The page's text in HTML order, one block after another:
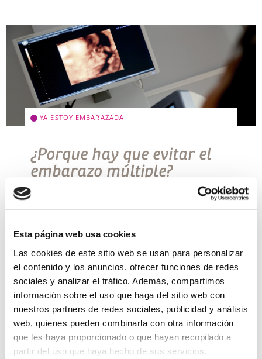
Esta página web usa cookies
Las cookies de este sitio web se usan para personalizar
el contenido y los anuncios, ofrecer funciones de redes
sociales y analizar el tráfico. Además, compartimos
información sobre el uso que haga del sitio web con
nuestros partners de redes sociales, publicidad y análisis
web, quienes pueden combinarla con otra información
que les haya proporcionado o que hayan recopilado a
partir del uso que haya hecho de sus servicios.
YA ESTOY EMBARAZADA
¿Porque hay que evitar el
embarazo múltiple?
No siempre es cierto el dicho de que «dos son
mejor que uno». Por definición el embarazo
simultaneo en el útero de dos o […]
Leer más >